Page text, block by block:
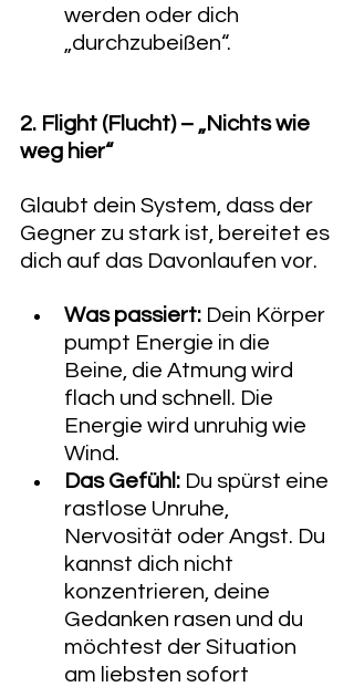
werden oder dich
„durchzubeißen“.
2. Flight (Flucht) – „Nichts wie
weg hier“
Glaubt dein System, dass der
Gegner zu stark ist, bereitet es
dich auf das Davonlaufen vor.
Was passiert: Dein Körper
pumpt Energie in die
Beine, die Atmung wird
flach und schnell. Die
Energie wird unruhig wie
Wind.
Das Gefühl: Du spürst eine
rastlose Unruhe,
Nervosität oder Angst. Du
kannst dich nicht
konzentrieren, deine
Gedanken rasen und du
möchtest der Situation
am liebsten sofort